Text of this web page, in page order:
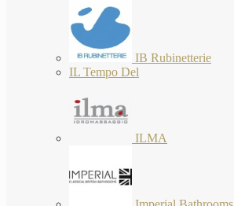
IB Rubinetterie
IL Tempo Del
ILMA